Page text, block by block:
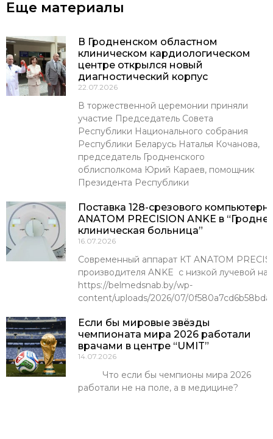
Еще материалы
В Гродненском областном
клиническом кардиологическом
центре открылся новый
диагностический корпус
22.07.2026
В торжественной церемонии приняли
участие Председатель Совета
Республики Национального собрания
Республики Беларусь Наталья Кочанова,
председатель Гродненского
облисполкома Юрий Караев, помощник
Президента Республики
Поставка 128-срезового
ANATOM PRECISION ANKE в
клиническая больница”
16.07.2026
Современный аппарат КТ ANATOM
производителя ANKE с низкой лучевой
https://belmedsnab.by/wp-
content/uploads/2026/07/
Если бы мировые звёзды
чемпионата мира 2026 работали
врачами в центре “UMIT”
14.07.2026
Что если бы чемпионы мира 2026
работали не на поле, а в медицине?